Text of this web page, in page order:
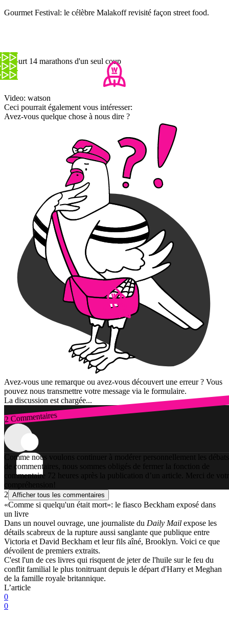
Gourmet Festival: le célèbre Malakoff revisité façon street food.
Il court 14 marathons d'un seul coup
Video: watson
Ceci pourrait également vous intéresser:
Avez-vous quelque chose à nous dire ?
Avez-vous une remarque ou avez-vous découvert une erreur ? Vous
pouvez nous transmettre votre message via le formulaire.
La discussion est chargée...
2 Commentaires
Connexion
Comme nous voulons continuer à modérer personnellement les débats
de commentaires, nous sommes obligés de fermer la fonction de
commentaire 72 heures après la publication d’un article. Merci de
compréhension!
2 Afficher tous les commentaires
«Comme si quelqu'un était mort»: le fiasco Beckham exposé dans
un livre
Dans un nouvel ouvrage, une journaliste du Daily Mail expose les
détails scabreux de la rupture aussi sanglante que publique entre
Victoria et David Beckham et leur fils aîné, Brooklyn. Voici ce que
dévoilent de premiers extraits.
C'est l'un de ces livres qui risquent de jeter de l'huile sur le feu du
conflit familial le plus tonitruant depuis le départ d'Harry et Meghan
de la famille royale britannique.
L’article
0
0